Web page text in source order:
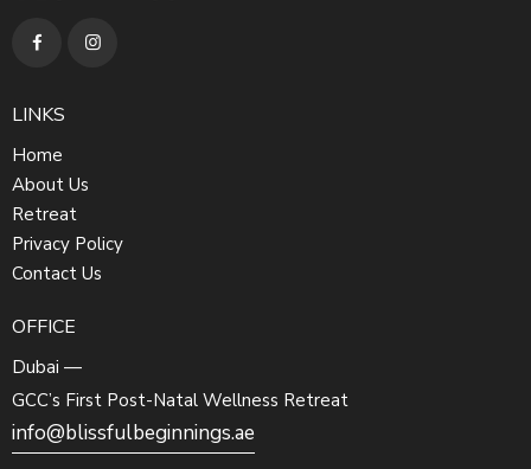
LINKS
Home
About Us
Retreat
Privacy Policy
Contact Us
OFFICE
Dubai —
GCC’s First Post-Natal Wellness Retreat
info@blissfulbeginnings.ae